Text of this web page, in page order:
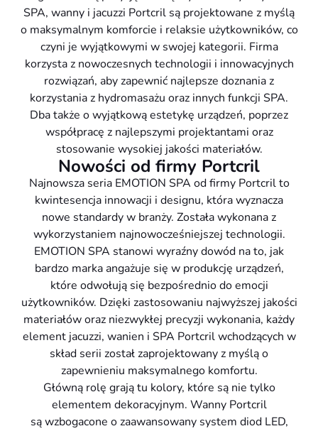
SPA, wanny i jacuzzi Portcril są projektowane z myślą
o maksymalnym komforcie i relaksie użytkowników, co
czyni je wyjątkowymi w swojej kategorii. Firma
korzysta z nowoczesnych technologii i innowacyjnych
rozwiązań, aby zapewnić najlepsze doznania z
korzystania z hydromasażu oraz innych funkcji SPA.
Dba także o wyjątkową estetykę urządzeń, poprzez
współpracę z najlepszymi projektantami oraz
stosowanie wysokiej jakości materiałów.
Nowości od firmy Portcril
Najnowsza seria EMOTION SPA od firmy Portcril to
kwintesencja innowacji i designu, która wyznacza
nowe standardy w branży. Została wykonana z
wykorzystaniem najnowocześniejszej technologii.
EMOTION SPA stanowi wyraźny dowód na to, jak
bardzo marka angażuje się w produkcję urządzeń,
które odwołują się bezpośrednio do emocji
użytkowników. Dzięki zastosowaniu najwyższej jakości
materiałów oraz niezwykłej precyzji wykonania, każdy
element jacuzzi, wanien i SPA Portcril wchodzących w
skład serii został zaprojektowany z myślą o
zapewnieniu maksymalnego komfortu.
Główną rolę grają tu kolory, które są nie tylko
elementem dekoracyjnym. Wanny Portcril
są wzbogacone o zaawansowany system diod LED,